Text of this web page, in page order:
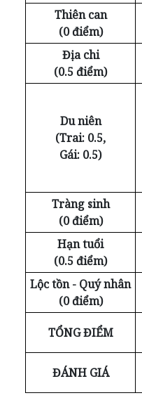
Thiên can
(0 điểm)
Địa chi
(0.5 điểm)
Du niên
(Trai: 0.5,
Gái: 0.5)
Tràng sinh
(0 điểm)
Hạn tuổi
(0.5 điểm)
Lộc tồn - Quý nhân
(0 điểm)
TỔNG ĐIỂM
ĐÁNH GIÁ